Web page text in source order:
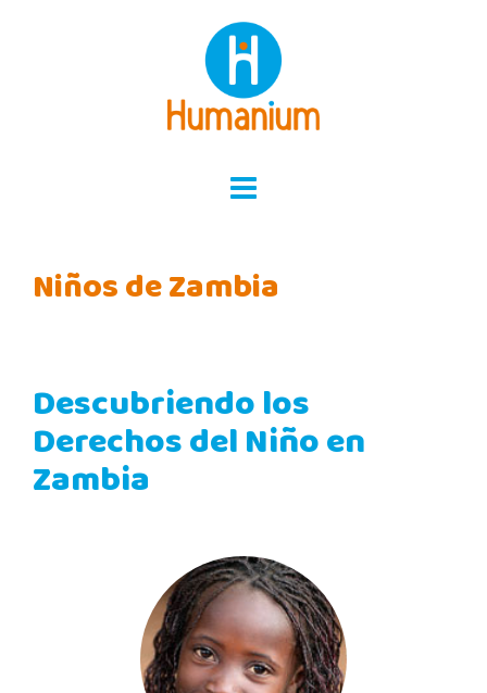
Niños de Zambia
Descubriendo los
Derechos del Niño en
Zambia